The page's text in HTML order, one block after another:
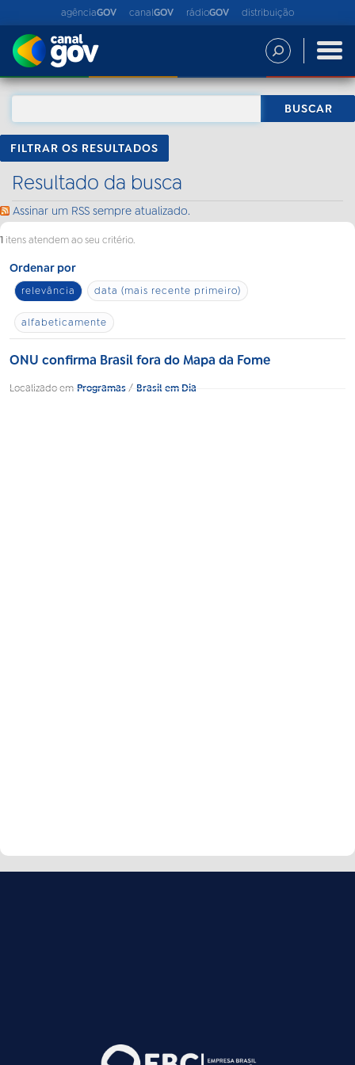
agênciaGOV canalGOV rádioGOV distribuição
FILTRAR OS RESULTADOS
Resultado da busca
Assinar um RSS sempre atualizado.
1 itens atendem ao seu critério.
Ordenar por
relevância data (mais recente primeiro)
alfabeticamente
ONU confirma Brasil fora do Mapa da Fome
Localizado em Programas/ Brasil em Dia